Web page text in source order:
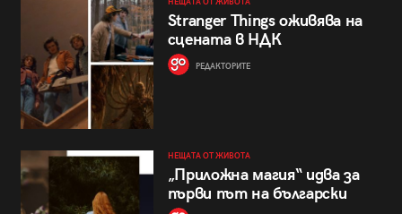
НЕЩАТА ОТ ЖИВОТА
Stranger Things оживява на
сцената в НДК
РЕДАКТОРИТЕ
НЕЩАТА ОТ ЖИВОТА
„Приложна магия“ идва за
първи път на български